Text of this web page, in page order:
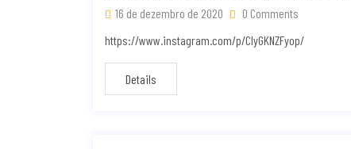
16 de dezembro de 2020
0 Comments
https://www.instagram.com/p/CIyGKNZFyop/
Details